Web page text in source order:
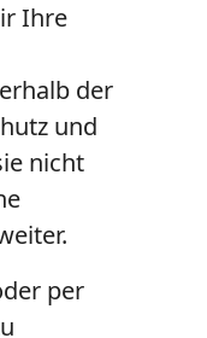
Ihre
der
und
nicht
per